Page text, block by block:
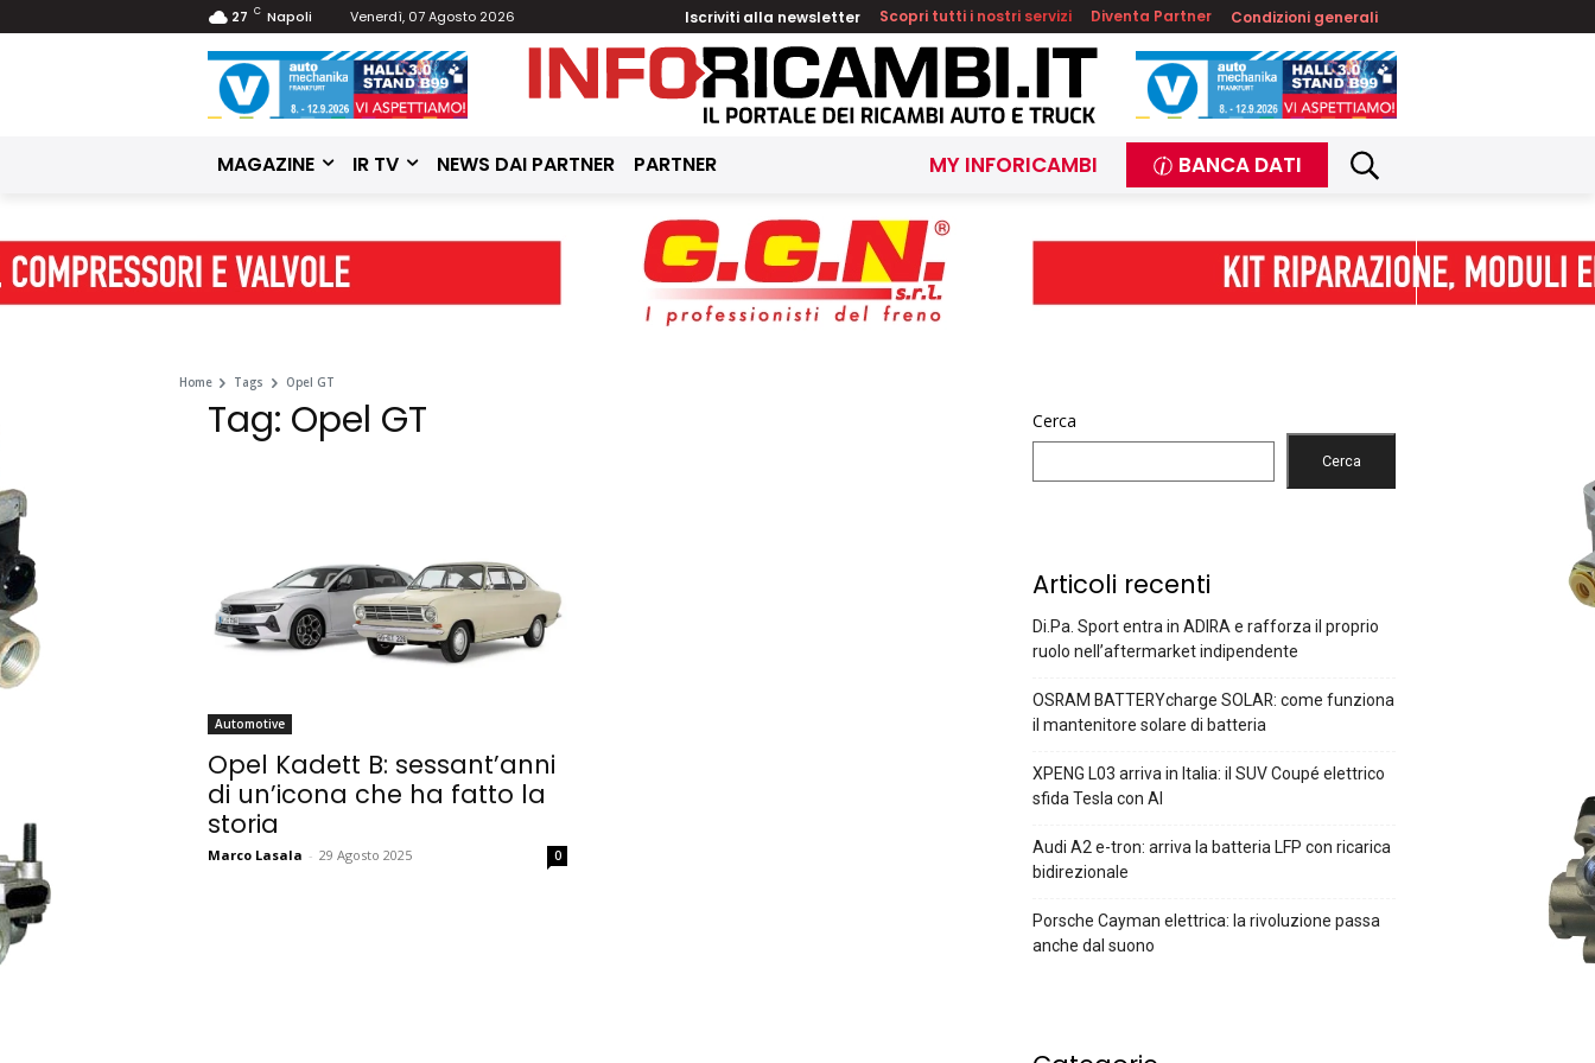
27 C Napoli Venerdì, 07 Agosto 2026 Iscriviti alla newsletter Scopri tutti i nostri servizi Diventa Partner Condizioni generali
MAGAZINE IR TV NEWS DAI PARTNER PARTNER MY INFORICAMBI BANCA DATI
Home Tags Opel GT
Tag: Opel GT
Automotive
Opel Kadett B: sessant’anni
di un’icona che ha fatto la
storia
Marco Lasala - 29 Agosto 2025 0
Cerca
Cerca
Articoli recenti
Di.Pa. Sport entra in ADIRA e rafforza il proprio
ruolo nell’aftermarket indipendente
OSRAM BATTERYcharge SOLAR: come funziona
il mantenitore solare di batteria
XPENG L03 arriva in Italia: il SUV Coupé elettrico
sfida Tesla con AI
Audi A2 e-tron: arriva la batteria LFP con ricarica
bidirezionale
Porsche Cayman elettrica: la rivoluzione passa
anche dal suono